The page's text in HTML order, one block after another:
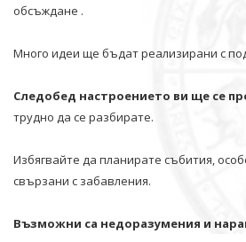
обсъждане .
Много идеи ще бъдат реализирани с
Следобед настроението ви ще се
трудно да се разбирате.
Избягвайте да планирате събития,
свързани с забавления.
Възможни са недоразумения и